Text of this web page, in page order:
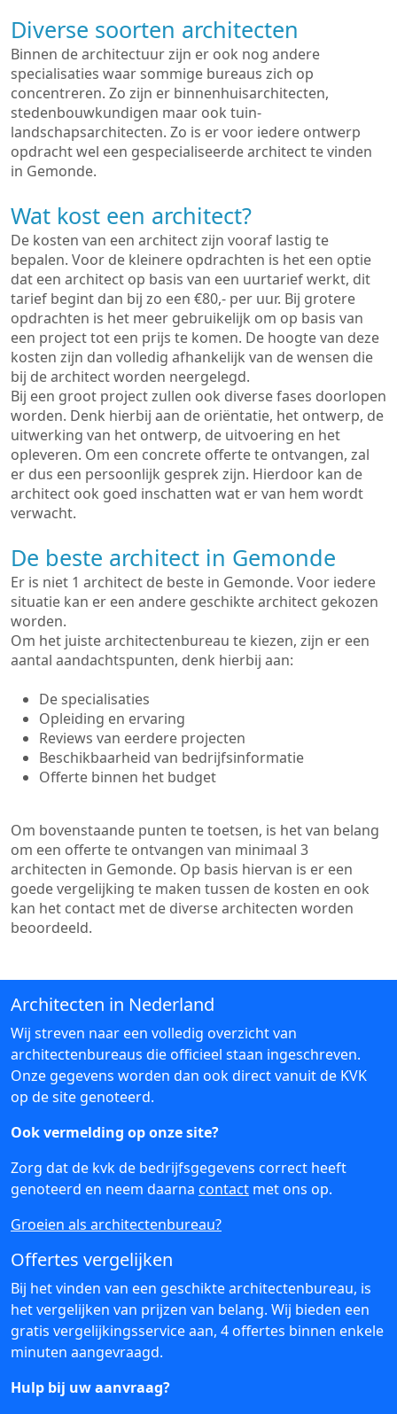
Diverse soorten architecten
Binnen de architectuur zijn er ook nog andere
specialisaties waar sommige bureaus zich op
concentreren. Zo zijn er binnenhuisarchitecten,
stedenbouwkundigen maar ook tuin-
landschapsarchitecten. Zo is er voor iedere ontwerp
opdracht wel een gespecialiseerde architect te vinden
in Gemonde.
Wat kost een architect?
De kosten van een architect zijn vooraf lastig te
bepalen. Voor de kleinere opdrachten is het een optie
dat een architect op basis van een uurtarief werkt, dit
tarief begint dan bij zo een €80,- per uur. Bij grotere
opdrachten is het meer gebruikelijk om op basis van
een project tot een prijs te komen. De hoogte van deze
kosten zijn dan volledig afhankelijk van de wensen die
bij de architect worden neergelegd.
Bij een groot project zullen ook diverse fases doorlopen
worden. Denk hierbij aan de oriëntatie, het ontwerp, de
uitwerking van het ontwerp, de uitvoering en het
opleveren. Om een concrete offerte te ontvangen, zal
er dus een persoonlijk gesprek zijn. Hierdoor kan de
architect ook goed inschatten wat er van hem wordt
verwacht.
De beste architect in Gemonde
Er is niet 1 architect de beste in Gemonde. Voor iedere
situatie kan er een andere geschikte architect gekozen
worden.
Om het juiste architectenbureau te kiezen, zijn er een
aantal aandachtspunten, denk hierbij aan:
De specialisaties
Opleiding en ervaring
Reviews van eerdere projecten
Beschikbaarheid van bedrijfsinformatie
Offerte binnen het budget
Om bovenstaande punten te toetsen, is het van belang
om een offerte te ontvangen van minimaal 3
architecten in Gemonde. Op basis hiervan is er een
goede vergelijking te maken tussen de kosten en ook
kan het contact met de diverse architecten worden
beoordeeld.
Architecten in Nederland
Wij streven naar een volledig overzicht van
architectenbureaus die officieel staan ingeschreven.
Onze gegevens worden dan ook direct vanuit de KVK
op de site genoteerd.
Ook vermelding op onze site?
Zorg dat de kvk de bedrijfsgegevens correct heeft
genoteerd en neem daarna contact met ons op.
Groeien als architectenbureau?
Offertes vergelijken
Bij het vinden van een geschikte architectenbureau, is
het vergelijken van prijzen van belang. Wij bieden een
gratis vergelijkingsservice aan, 4 offertes binnen enkele
minuten aangevraagd.
Hulp bij uw aanvraag?